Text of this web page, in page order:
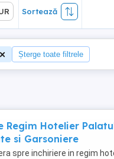
Sortează
Șterge toate filtrele
Regim Hotelier
si Garsoniere
spre inchiriere in regim